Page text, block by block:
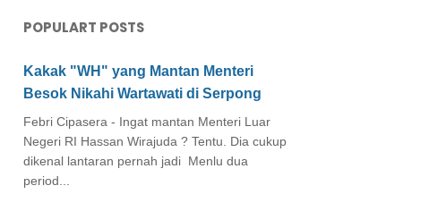
POPULART POSTS
Kakak "WH" yang Mantan Menteri
Besok Nikahi Wartawati di Serpong
Febri Cipasera - Ingat mantan Menteri Luar
Negeri RI Hassan Wirajuda ? Tentu. Dia cukup
dikenal lantaran pernah jadi Menlu dua
period...